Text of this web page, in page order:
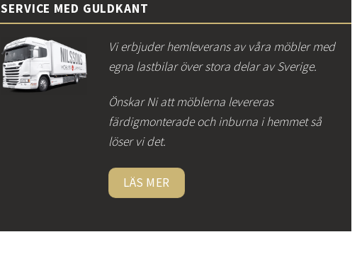
SERVICE MED GULDKANT
Vi erbjuder hemleverans av våra möbler med
egna lastbilar över stora delar av Sverige.
Önskar Ni att möblerna levereras
färdigmonterade och inburna i hemmet så
löser vi det.
LÄS MER